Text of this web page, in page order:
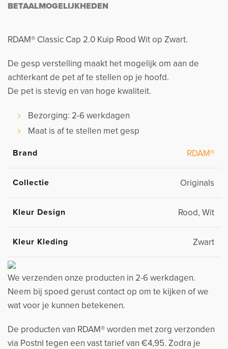
BETAALMOGELIJKHEDEN
RDAM® Classic Cap 2.0 Kuip Rood Wit op Zwart.
De gesp verstelling maakt het mogelijk om aan de
achterkant de pet af te stellen op je hoofd.
De pet is stevig en van hoge kwaliteit.
Bezorging: 2-6 werkdagen
Maat is af te stellen met gesp
Brand RDAM®
Collectie Originals
Kleur Design Rood, Wit
Kleur Kleding Zwart
We verzenden onze producten in 2-6 werkdagen.
Neem bij spoed gerust contact op om te kijken of we
wat voor je kunnen betekenen.
De producten van RDAM® worden met zorg verzonden
via Postnl tegen een vast tarief van €4,95. Zodra je